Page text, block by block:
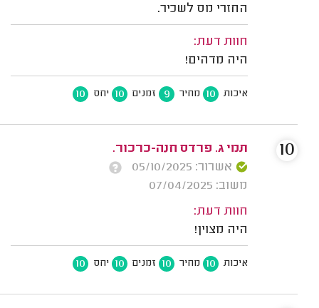
החזרי מס לשכיר.
חוות דעת:
היה מדהים!
איכות 10 מחיר 9 זמנים 10 יחס 10
תמי ג. פרדס חנה-כרכור.
אשרור: 05/10/2025
משוב: 07/04/2025
חוות דעת:
היה מצוין!
איכות 10 מחיר 10 זמנים 10 יחס 10
10